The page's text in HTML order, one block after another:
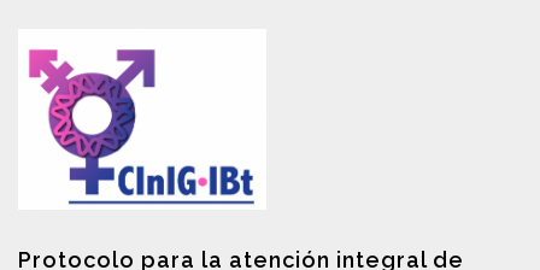
Protocolo para la atención integral de